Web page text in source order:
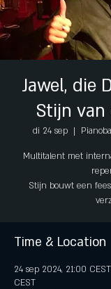
Jawel, die
Stijn van
di 24 sep
  |
Multitalent met
Stijn bouwt een
Time & Location
24 sep 2024, 21:00
CEST